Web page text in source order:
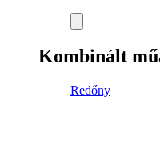
Kombinált
Redőny